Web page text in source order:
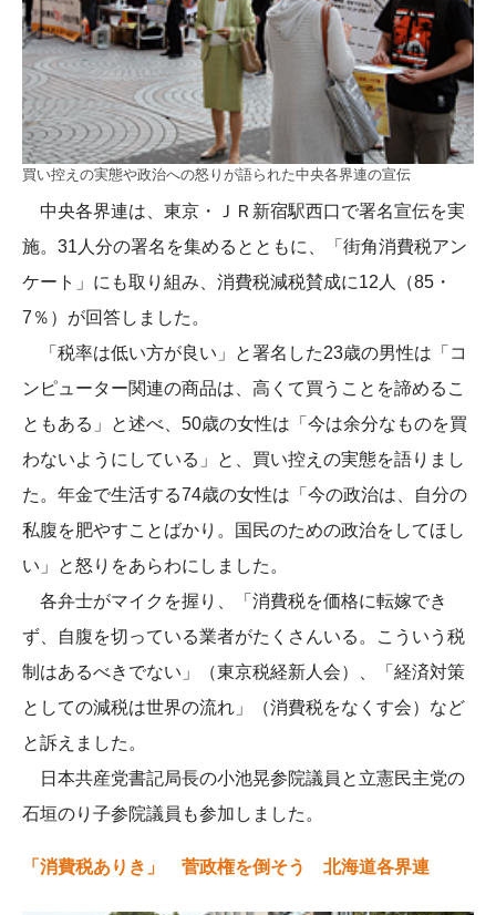
買い控えの実態や政治への怒りが語られた中央各界連の宣伝
中央各界連は、東京・ＪＲ新宿駅西口で署名宣伝を実
施。31人分の署名を集めるとともに、「街角消費税アン
ケート」にも取り組み、消費税減税賛成に12人（85・
7％）が回答しました。
「税率は低い方が良い」と署名した23歳の男性は「コ
ンピューター関連の商品は、高くて買うことを諦めるこ
ともある」と述べ、50歳の女性は「今は余分なものを買
わないようにしている」と、買い控えの実態を語りまし
た。年金で生活する74歳の女性は「今の政治は、自分の
私腹を肥やすことばかり。国民のための政治をしてほし
い」と怒りをあらわにしました。
各弁士がマイクを握り、「消費税を価格に転嫁でき
ず、自腹を切っている業者がたくさんいる。こういう税
制はあるべきでない」（東京税経新人会）、「経済対策
としての減税は世界の流れ」（消費税をなくす会）など
と訴えました。
日本共産党書記局長の小池晃参院議員と立憲民主党の
石垣のり子参院議員も参加しました。
「消費税ありき」 菅政権を倒そう 北海道各界連